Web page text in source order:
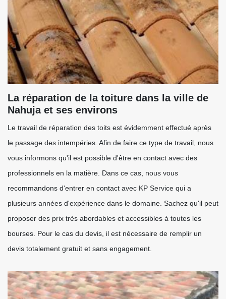
La réparation de la toiture dans la ville de
Nahuja et ses environs
Le travail de réparation des toits est évidemment effectué après
le passage des intempéries. Afin de faire ce type de travail, nous
vous informons qu'il est possible d'être en contact avec des
professionnels en la matière. Dans ce cas, nous vous
recommandons d'entrer en contact avec KP Service qui a
plusieurs années d'expérience dans le domaine. Sachez qu'il peut
proposer des prix très abordables et accessibles à toutes les
bourses. Pour le cas du devis, il est nécessaire de remplir un
devis totalement gratuit et sans engagement.